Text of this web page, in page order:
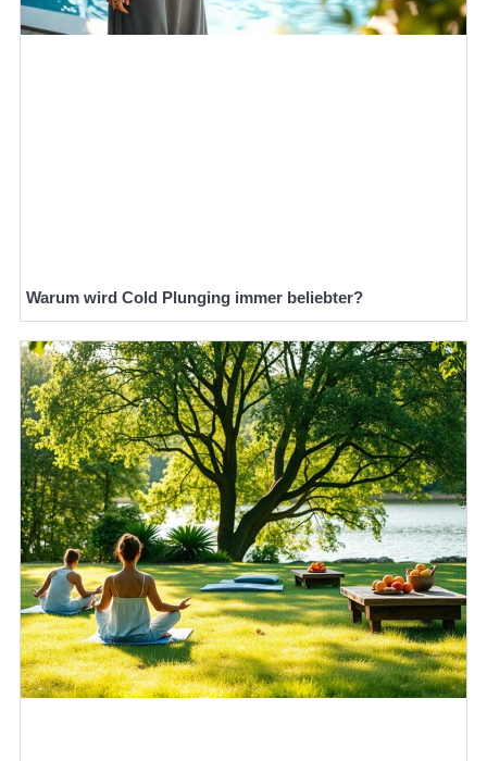
Warum wird Cold Plunging immer beliebter?